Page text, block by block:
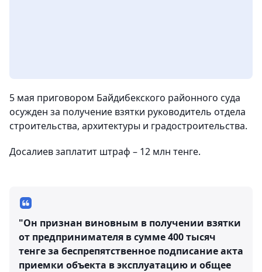
5 мая приговором Байдибекского районного суда
осужден за получение взятки руководитель отдела
строительства, архитектуры и градостроительства.
Досалиев заплатит штраф – 12 млн тенге.
"Он признан виновным в получении взятки
от предпринимателя в сумме 400 тысяч
тенге за беспрепятственное подписание акта
приемки объекта в эксплуатацию и общее